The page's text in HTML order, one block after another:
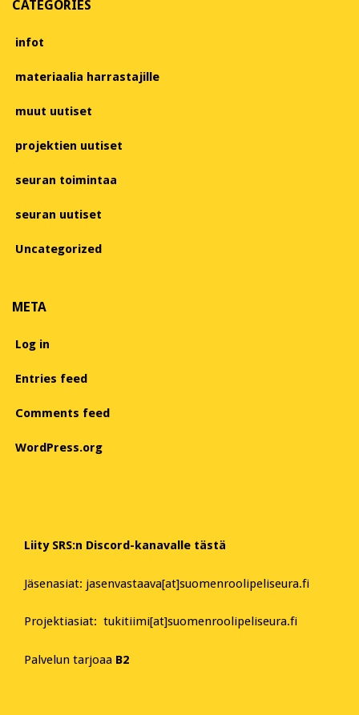
CATEGORIES
infot
materiaalia harrastajille
muut uutiset
projektien uutiset
seuran toimintaa
seuran uutiset
Uncategorized
META
Log in
Entries feed
Comments feed
WordPress.org
Liity SRS:n Discord-kanavalle tästä
Jäsenasiat: jasenvastaava[at]suomenroolipeliseura.fi
Projektiasiat: tukitiimi[at]suomenroolipeliseura.fi
Palvelun tarjoaa B2